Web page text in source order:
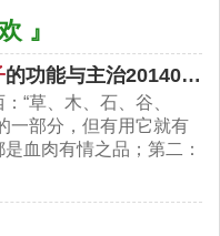
正散
。
』
的功能与主治20140605
“草、木、石、谷、
一部分，但有用它就有
血肉有情之品；第二：